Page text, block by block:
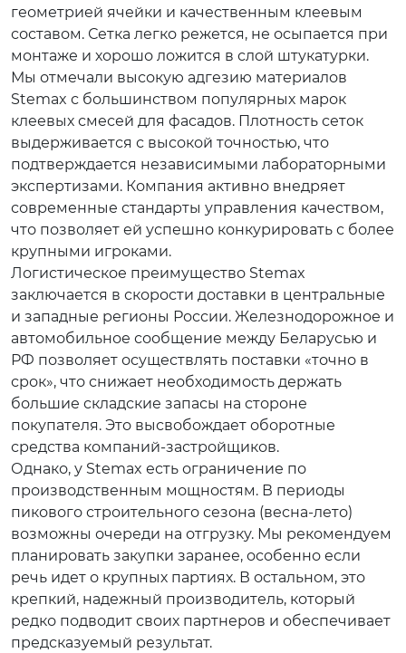
геометрией ячейки и качественным клеевым
составом. Сетка легко режется, не осыпается при
монтаже и хорошо ложится в слой штукатурки.
Мы отмечали высокую адгезию материалов
Stemax с большинством популярных марок
клеевых смесей для фасадов. Плотность сеток
выдерживается с высокой точностью, что
подтверждается независимыми лабораторными
экспертизами. Компания активно внедряет
современные стандарты управления качеством,
что позволяет ей успешно конкурировать с более
крупными игроками.
Логистическое преимущество Stemax
заключается в скорости доставки в центральные
и западные регионы России. Железнодорожное и
автомобильное сообщение между Беларусью и
РФ позволяет осуществлять поставки «точно в
срок», что снижает необходимость держать
большие складские запасы на стороне
покупателя. Это высвобождает оборотные
средства компаний-застройщиков.
Однако, у Stemax есть ограничение по
производственным мощностям. В периоды
пикового строительного сезона (весна-лето)
возможны очереди на отгрузку. Мы рекомендуем
планировать закупки заранее, особенно если
речь идет о крупных партиях. В остальном, это
крепкий, надежный производитель, который
редко подводит своих партнеров и обеспечивает
предсказуемый результат.